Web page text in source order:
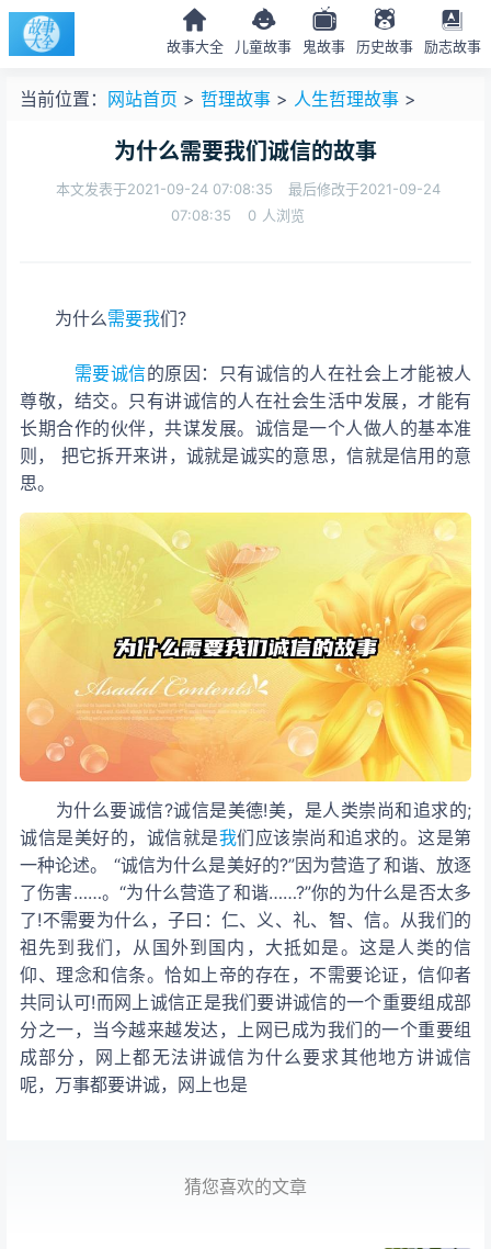
故事大全 儿童故事 鬼故事 历史故事 励志故事
当前位置： 网站首页 > 哲理故事 > 人生哲理故事 >
为什么需要我们诚信的故事
本文发表于2021-09-24 07:08:35
最后修改于2021-09-24
07:08:35
0 人浏览
为什么需要我们？
需要诚信的原因：只有诚信的人在社会上才能被人
尊敬，结交。只有讲诚信的人在社会生活中发展，才能有
长期合作的伙伴，共谋发展。诚信是一个人做人的基本准
则， 把它拆开来讲，诚就是诚实的意思，信就是信用的意
思。
为什么要诚信?诚信是美德!美，是人类崇尚和追求的;
诚信是美好的，诚信就是我们应该崇尚和追求的。这是第
一种论述。 “诚信为什么是美好的?”因为营造了和谐、放逐
了伤害……。“为什么营造了和谐……?”你的为什么是否太多
了!不需要为什么，子曰：仁、义、礼、智、信。从我们的
祖先到我们，从国外到国内，大抵如是。这是人类的信
仰、理念和信条。恰如上帝的存在，不需要论证，信仰者
共同认可!而网上诚信正是我们要讲诚信的一个重要组成部
分之一，当今越来越发达，上网已成为我们的一个重要组
成部分，网上都无法讲诚信为什么要求其他地方讲诚信
呢，万事都要讲诚，网上也是
猜您喜欢的文章